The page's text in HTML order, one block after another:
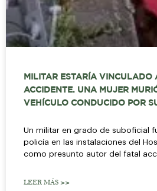
MILITAR ESTARÍA VINCULADO
ACCIDENTE. UNA MUJER
VEHÍCULO CONDUCIDO POR
Un militar en grado de suboficial
policía en las instalaciones del
como presunto autor del fatal
LEER MÁS >>